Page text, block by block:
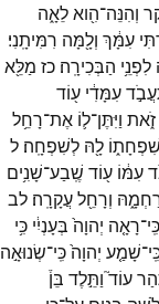
וְהִנֵּה־הִ֖ואלֵאָ֑ה
עִמָּ֔ךְ וְלָ֖מָּה רִמִּיתָֽנִי׃
לִפְנֵ֥י הַבְּכִירָֽה׃ כז מַלֵּ֖א
עִמָּדִ֔י ע֖וֹד
זֹ֑את וַיִּתֶּן־ל֛וֹ אֶת־רָחֵ֥ל
שִׁפְחָת֑וֹ לָ֖הּ לְשִׁפְחָֽה׃ ל
עִמּ֔וֹ ע֖וֹד שֶֽׁבַע־שָׁנִ֥ים
וְרָחֵ֖לעֲקָרָֽה׃ לב
כִּֽי־רָאָ֤ה יְהוָה֙ בְּעָנְיִ֔י כִּ֥י
שָׁמַ֤ע יְהוָה֙כִּֽי־שְׂנוּאָ֣ה
עוֹד֮ וַתֵּ֣לֶד בֵּן֒